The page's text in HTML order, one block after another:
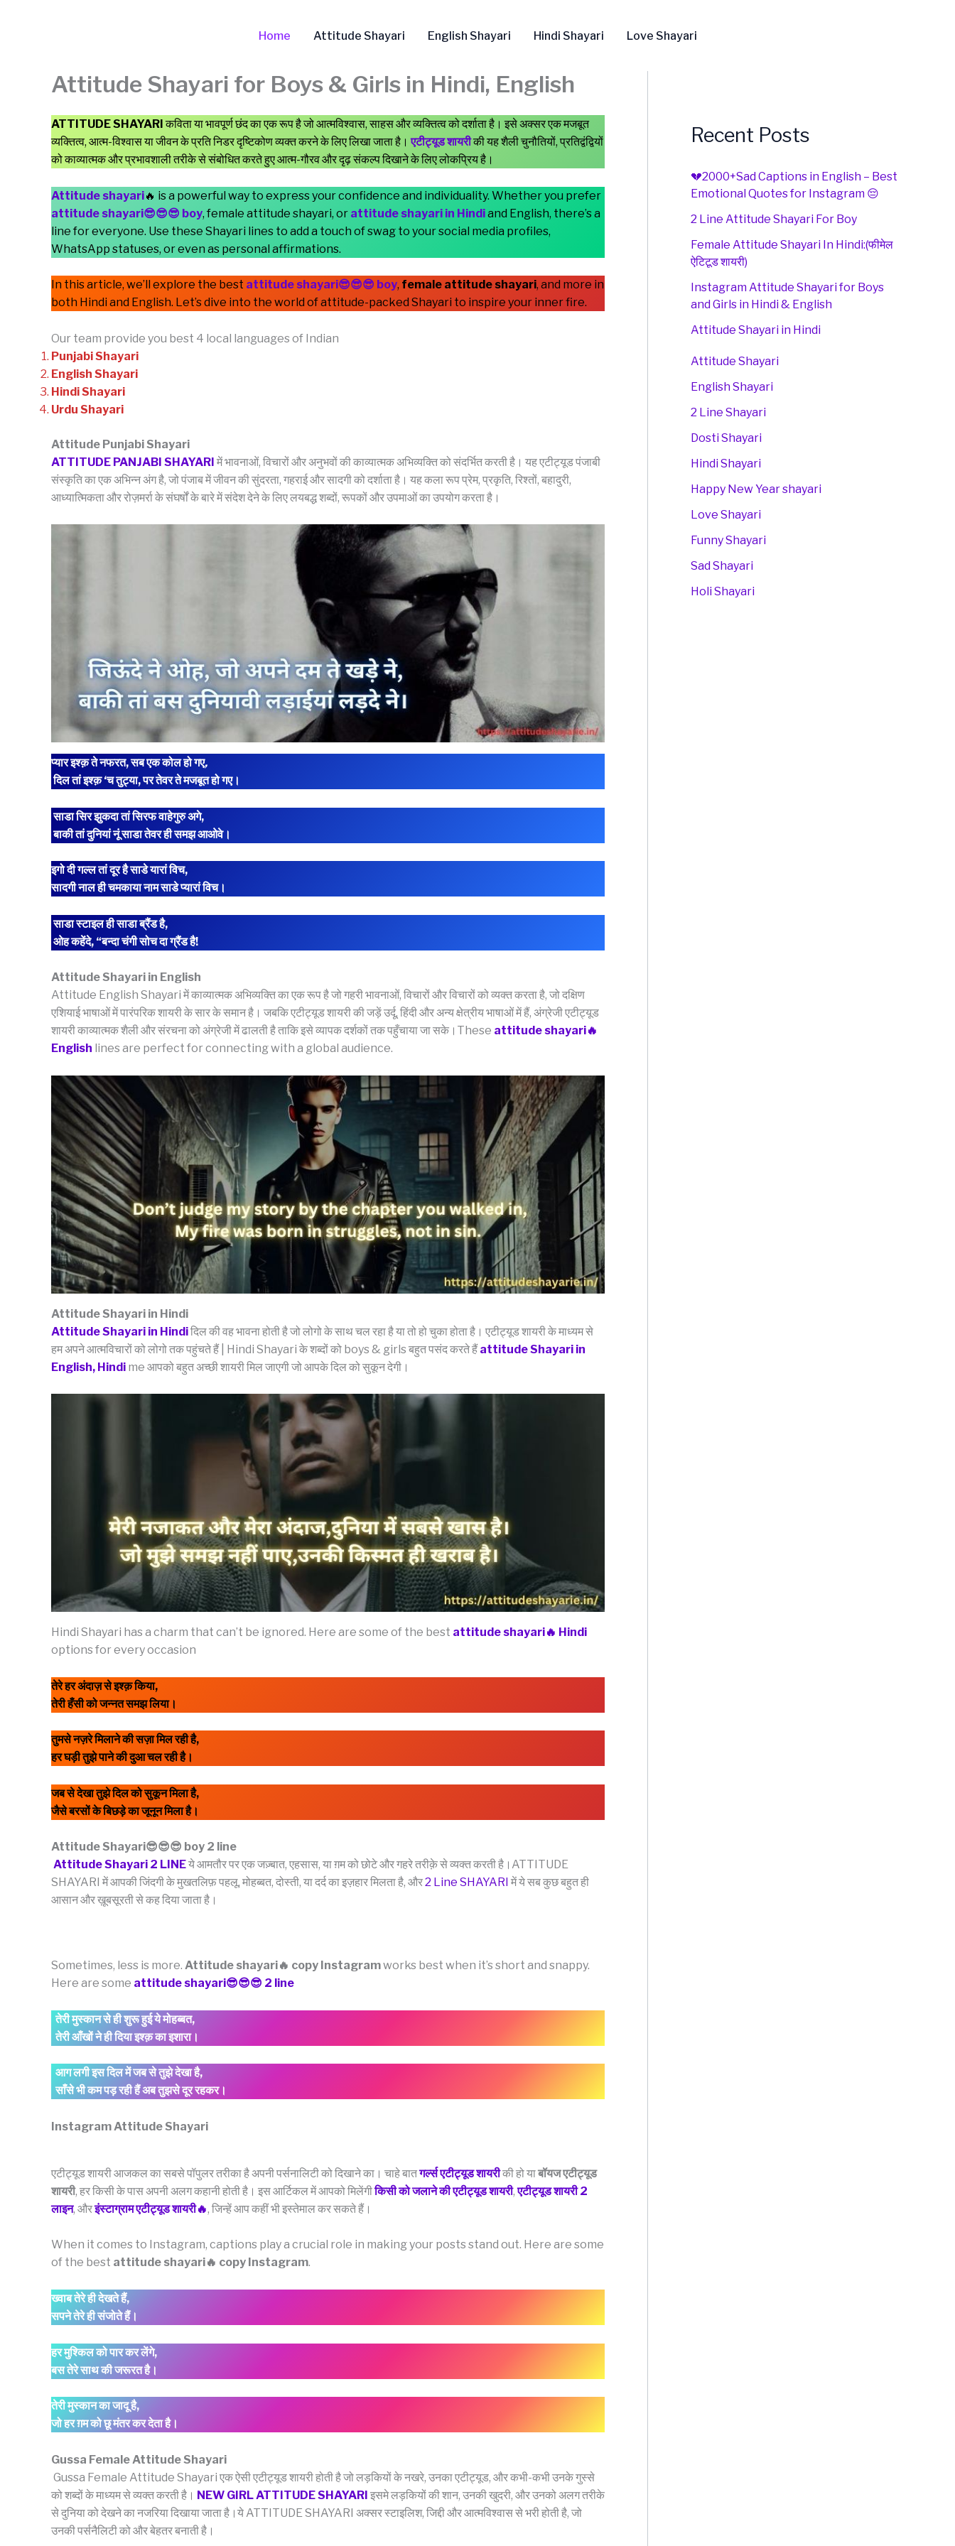
Home Attitude Shayari English Shayari Hindi Shayari Love Shayari
Attitude Shayari for Boys & Girls in Hindi, English
ATTITUDE SHAYARIकविता या भावपूर्ण छंद का एक रूप है जो आत्मविश्वास, साहस और व्यक्तित्व को दर्शाता है। इसे अक्सर एक मजबूत
व्यक्तित्व, आत्म-विश्वास या जीवन के प्रति निडर दृष्टिकोण व्यक्त करने के लिए लिखा जाता है।एटीट्यूड शायरीकी यह शैली चुनौतियों, प्रतिद्वंद्वियों
को काव्यात्मक और प्रभावशाली तरीके से संबोधित करते हुए आत्म-गौरव और दृढ़ संकल्प दिखाने के लिए लोकप्रिय है।
Attitude shayari🔥 is a powerful way to express your confidence and individuality. Whether you prefer
attitude shayari😎😎😎 boy, female attitude shayari, or attitude shayari in Hindiand English, there’s a
line for everyone. Use these Shayari lines to add a touch of swag to your social media profiles,
WhatsApp statuses, or even as personal affirmations.
In this article, we’ll explore the best attitude shayari😎😎😎 boy, female attitude shayari, and more in
both Hindi and English. Let’s dive into the world of attitude-packed Shayari to inspire your inner fire.
Our team provide you best 4 local languages of Indian
Punjabi Shayari
English Shayari
Hindi Shayari
Urdu Shayari
Attitude Punjabi Shayari
ATTITUDE PANJABI SHAYARI में भावनाओं, विचारों और अनुभवों की काव्यात्मक अभिव्यक्ति को संदर्भित करती है। यह एटीट्यूड पंजाबी
संस्कृति का एक अभिन्न अंग है, जो पंजाब में जीवन की सुंदरता, गहराई और सादगी को दर्शाता है। यह कला रूप प्रेम, प्रकृति, रिश्तों, बहादुरी,
आध्यात्मिकता और रोज़मर्रा के संघर्षों के बारे में संदेश देने के लिए लयबद्ध शब्दों, रूपकों और उपमाओं का उपयोग करता है।
प्यार इश्क़ ते नफरत, सब एक कोल हो गए,
दिल तां इश्क़ ‘च तुट्या, पर तेवर ते मजबूत हो गए।
साडा सिर झुकदा तां सिरफ वाहेगुरु अगे,
बाकी तां दुनियां नूं साडा तेवर ही समझ आओवे।
इगो दी गल्ल तां दूर है साडे यारां विच,
सादगी नाल ही चमकाया नाम साडे प्यारां विच।
साडा स्टाइल ही साडा ब्रैंड है,
ओह कहेंदे, “बन्दा चंगी सोच दा ग्रैंड है!
Attitude Shayari in English
Attitude English Shayari में काव्यात्मक अभिव्यक्ति का एक रूप है जो गहरी भावनाओं, विचारों और विचारों को व्यक्त करता है, जो दक्षिण
एशियाई भाषाओं में पारंपरिक शायरी के सार के समान है। जबकि एटीट्यूड शायरी की जड़ें उर्दू, हिंदी और अन्य क्षेत्रीय भाषाओं में हैं, अंग्रेजी एटीट्यूड
शायरी काव्यात्मक शैली और संरचना को अंग्रेजी में ढालती है ताकि इसे व्यापक दर्शकों तक पहुँचाया जा सके।These attitude shayari🔥
English lines are perfect for connecting with a global audience.
Attitude Shayari in Hindi
Attitude Shayari in Hindiदिल की वह भावना होती है जो लोगो के साथ चल रहा है या तो हो चुका होता है। एटीट्यूड शायरी के माध्यम से
हम अपने आत्मविचारों को लोगो तक पहुंचते हैं | Hindi Shayari के शब्दों को boys & girls बहुत पसंद करते हैंattitude Shayari in
English, Hindi me आपको बहुत अच्छी शायरी मिल जाएगी जो आपके दिल को सुकून देगी।
Hindi Shayari has a charm that can’t be ignored. Here are some of the best attitude shayari🔥 Hindi
options for every occasion
तेरे हर अंदाज़ से इश्क़ किया,
तेरी हँसी को जन्नत समझ लिया।
तुमसे नज़रे मिलाने की सज़ा मिल रही है,
हर घड़ी तुझे पाने की दुआ चल रही है।
जब से देखा तुझे दिल को सुकून मिला है,
जैसे बरसों के बिछड़े का जूनून मिला है।
Attitude Shayari😎😎😎 boy 2 line
Attitude Shayari 2 LINEये आमतौर पर एक जज़्बात, एहसास, या ग़म को छोटे और गहरे तरीक़े से व्यक्त करती है।ATTITUDE
SHAYARI में आपकी जिंदगी के मुखतलिफ़ पहलू, मोहब्बत, दोस्ती, या दर्द का इज़हार मिलता है, और2 Line SHAYARI में ये सब कुछ बहुत ही
आसान और ख़ूबसूरती से कह दिया जाता है।
Sometimes, less is more. Attitude shayari🔥 copy Instagramworks best when it’s short and snappy.
Here are some attitude shayari😎😎😎 2 line
तेरी मुस्कान से ही शुरू हुई ये मोहब्बत,
तेरी आँखों ने ही दिया इश्क़ का इशारा।
आग लगी इस दिल में जब से तुझे देखा है,
साँसे भी कम पड़ रही हैं अब तुझसे दूर रहकर।
Instagram Attitude Shayari
एटीट्यूड शायरी आजकल का सबसे पॉपुलर तरीका है अपनी पर्सनालिटी को दिखाने का। चाहे बातगर्ल्स एटीट्यूड शायरीकी हो याबॉयज एटीट्यूड
शायरी, हर किसी के पास अपनी अलग कहानी होती है। इस आर्टिकल में आपको मिलेंगीकिसी को जलाने की एटीट्यूड शायरी,एटीट्यूड शायरी 2
लाइन, औरइंस्टाग्राम एटीट्यूड शायरी🔥, जिन्हें आप कहीं भी इस्तेमाल कर सकते हैं।
When it comes to Instagram, captions play a crucial role in making your posts stand out. Here are some
of the best attitude shayari🔥 copy Instagram.
ख्वाबतेरेहीदेखतेहैं,
सपनेतेरेहीसंजोतेहैं।
हरमुश्किलकोपारकरलेंगे,
बसतेरेसाथकीजरूरतहै।
तेरीमुस्कानकाजादूहै,
जोहरग़मकोछूमंतरकरदेताहै।
Gussa Female Attitude Shayari
Gussa Female Attitude Shayari एक ऐसी एटीट्यूड शायरी होती है जो लड़कियों के नखरे, उनका एटीट्यूड, और कभी-कभी उनके गुस्से
को शब्दों के माध्यम से व्यक्त करती है। NEW GIRL ATTITUDE SHAYARI इसमे लड़कियों की शान, उनकी खुदरी, और उनको अलग तरीके
से दुनिया को देखने का नजरिया दिखाया जाता है।ये ATTITUDE SHAYARI अक्सर स्टाइलिश, जिद्दी और आत्मविश्वास से भरी होती है, जो
उनकी पर्सनैलिटी को और बेहतर बनाती है।
Recent Posts
💔2000+Sad Captions in English – Best
Emotional Quotes for Instagram 😔
2 Line Attitude Shayari For Boy
Female Attitude Shayari In Hindi:(फीमेल
ऐटिटूड शायरी)
Instagram Attitude Shayari for Boys
and Girls in Hindi & English
Attitude Shayari in Hindi
Attitude Shayari
English Shayari
2 Line Shayari
Dosti Shayari
Hindi Shayari
Happy New Year shayari
Love Shayari
Funny Shayari
Sad Shayari
Holi Shayari